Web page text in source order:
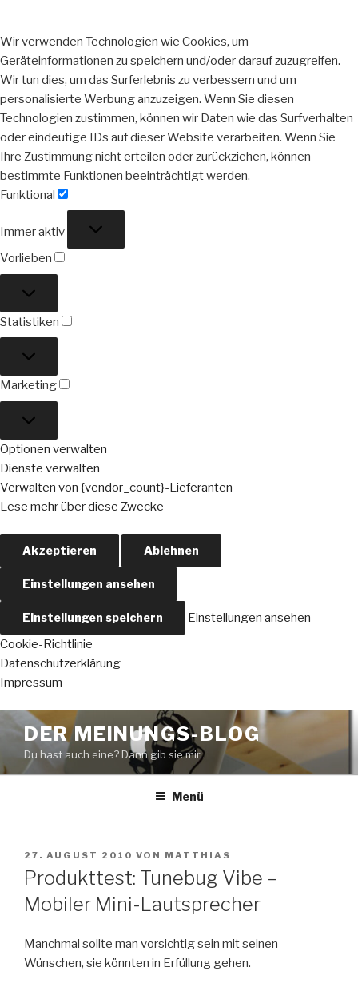
Wir verwenden Technologien wie Cookies, um
Geräteinformationen zu speichern und/oder darauf zuzugreifen.
Wir tun dies, um das Surferlebnis zu verbessern und um
personalisierte Werbung anzuzeigen. Wenn Sie diesen
Technologien zustimmen, können wir Daten wie das Surfverhalten
oder eindeutige IDs auf dieser Website verarbeiten. Wenn Sie
Ihre Zustimmung nicht erteilen oder zurückziehen, können
bestimmte Funktionen beeinträchtigt werden.
Funktional
Immer aktiv
Vorlieben
Statistiken
Marketing
Optionen verwalten
Dienste verwalten
Verwalten von {vendor_count}-Lieferanten
Lese mehr über diese Zwecke
Akzeptieren Ablehnen
Einstellungen ansehen
Einstellungen speichern
Einstellungen ansehen
Cookie-Richtlinie
Datenschutzerklärung
Impressum
Zum
Inhalt
springen
DER MEINUNGS-BLOG
Du hast auch eine? Dann gib sie mir..
Menü
VERÖFFENTLICHT
AM
27. AUGUST 2010 VON MATTHIAS
Produkttest: Tunebug Vibe –
Mobiler Mini-Lautsprecher
Manchmal sollte man vorsichtig sein mit seinen
Wünschen, sie könnten in Erfüllung gehen.